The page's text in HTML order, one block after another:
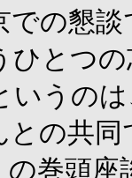
の懇談
ひとつ
いうの
との共
の巻頭